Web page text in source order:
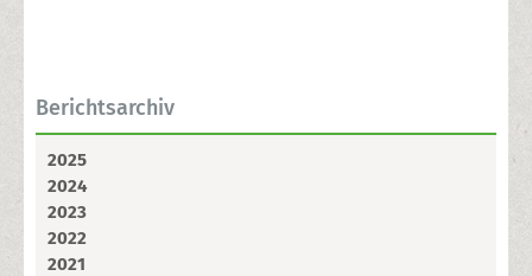
Berichtsarchiv
2025
2024
2023
2022
2021